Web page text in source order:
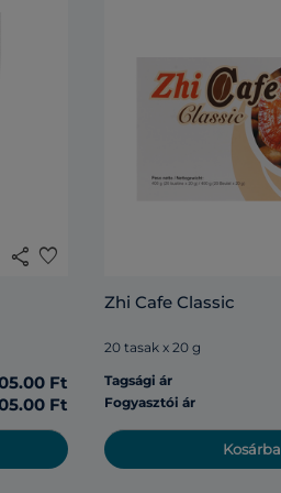
share favorite
Ft
Ft
Zhi Cafe Classic
20 tasak x 20 g
Tagsági ár
Fogyasztói ár
Kosárba